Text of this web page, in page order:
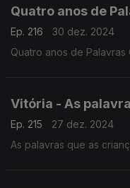
Quatro anos de
Ep. 216
30 dez. 2024
Quatro anos de Palavras
Vitória - As
Ep. 215
27 dez. 2024
As palavras que as